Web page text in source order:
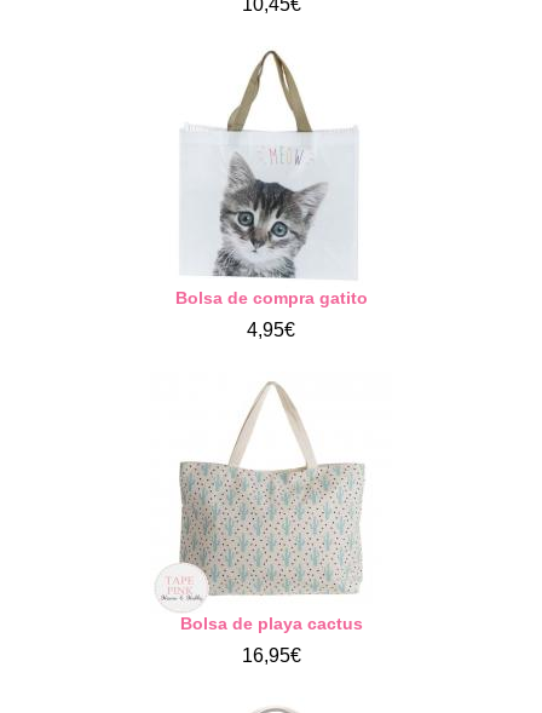
10,45€
Bolsa de compra gatito
4,95€
Bolsa de playa cactus
16,95€